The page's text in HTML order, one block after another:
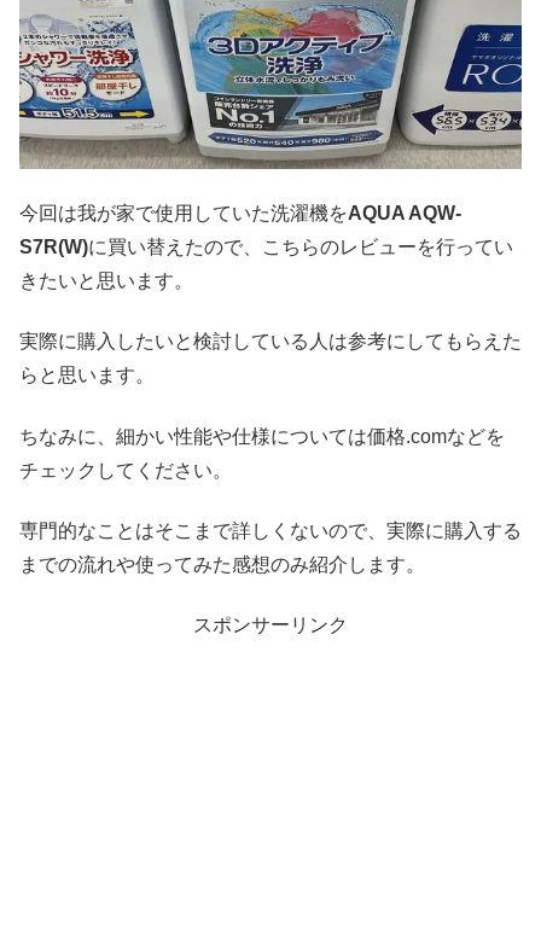
今回は我が家で使用していた洗濯機をAQUA AQW-
S7R(W)に買い替えたので、こちらのレビューを行ってい
きたいと思います。
実際に購入したいと検討している人は参考にしてもらえた
らと思います。
ちなみに、細かい性能や仕様については価格.comなどを
チェックしてください。
専門的なことはそこまで詳しくないので、実際に購入する
までの流れや使ってみた感想のみ紹介します。
スポンサーリンク